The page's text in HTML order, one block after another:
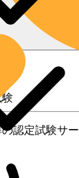
認定試験サー